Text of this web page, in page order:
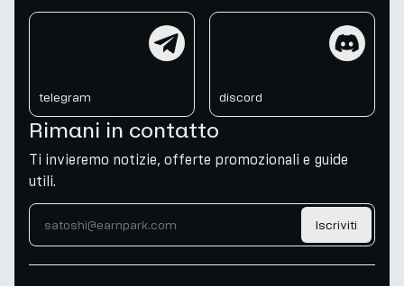
telegram discord
Rimani in contatto
Ti invieremo notizie, offerte promozionali e guide
utili.
Iscriviti